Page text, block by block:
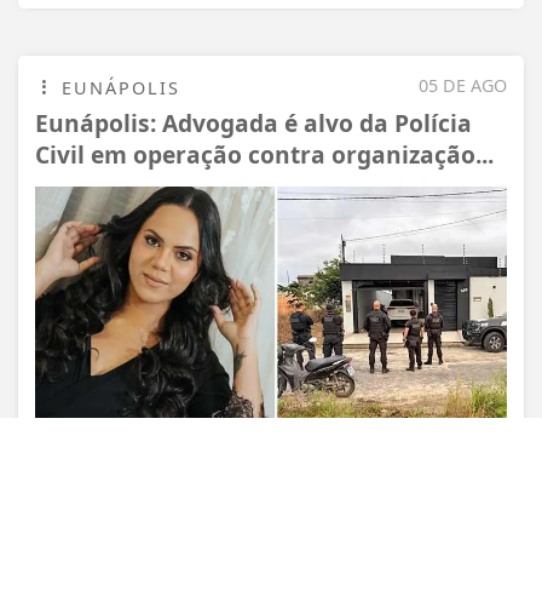
05 DE AGO
EUNÁPOLIS
Eunápolis: Advogada é alvo da Polícia
Civil em operação contra organização...
Termos de Uso e Privacidade
Esse site utiliza cookies para melhorar sua
experiência de navegação. Ao continuar o acesso,
entendemos que você concorda com nossos Termos
de Uso e Privacidade.
PARA MAIS INFORMAÇÕES,ACESSE NOSSOS TERMOS
CLICANDO AQUI
PROSSEGUIR